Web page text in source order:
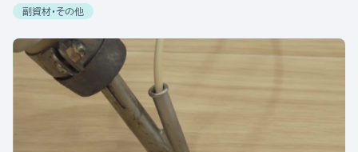
副資材・その他